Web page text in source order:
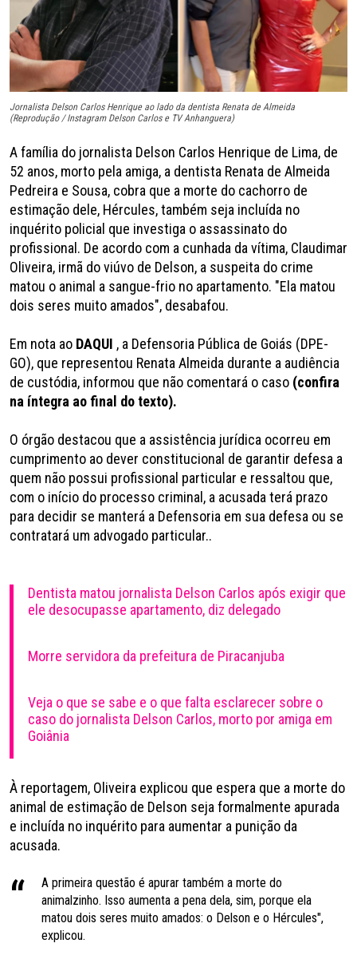
Jornalista Delson Carlos Henrique ao lado da dentista Renata de Almeida
(Reprodução / Instagram Delson Carlos e TV Anhanguera)
A família do jornalista Delson Carlos Henrique de Lima, de
52 anos, morto pela amiga, a dentista Renata de Almeida
Pedreira e Sousa, cobra que a morte do cachorro de
estimação dele, Hércules, também seja incluída no
inquérito policial que investiga o assassinato do
profissional. De acordo com a cunhada da vítima, Claudimar
Oliveira, irmã do viúvo de Delson, a suspeita do crime
matou o animal a sangue-frio no apartamento. "Ela matou
dois seres muito amados", desabafou.
Em nota ao DAQUI , a Defensoria Pública de Goiás (DPE-
GO), que representou Renata Almeida durante a audiência
de custódia, informou que não comentará o caso (confira
na íntegra ao final do texto).
O órgão destacou que a assistência jurídica ocorreu em
cumprimento ao dever constitucional de garantir defesa a
quem não possui profissional particular e ressaltou que,
com o início do processo criminal, a acusada terá prazo
para decidir se manterá a Defensoria em sua defesa ou se
contratará um advogado particular..
Dentista matou jornalista Delson Carlos após exigir que
ele desocupasse apartamento, diz delegado
Morre servidora da prefeitura de Piracanjuba
Veja o que se sabe e o que falta esclarecer sobre o
caso do jornalista Delson Carlos, morto por amiga em
Goiânia
À reportagem, Oliveira explicou que espera que a morte do
animal de estimação de Delson seja formalmente apurada
e incluída no inquérito para aumentar a punição da
acusada.
A primeira questão é apurar também a morte do
animalzinho. Isso aumenta a pena dela, sim, porque ela
matou dois seres muito amados: o Delson e o Hércules",
explicou.